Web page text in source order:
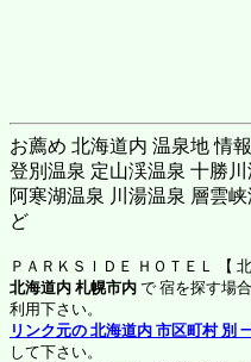
お薦め 北海道内 温泉地 情報
登別温泉 定山渓温泉 十勝
阿寒湖温泉 川湯温泉 層雲
ど
ＰＡＲＫＳＩＤＥ ＨＯＴＥＬ 【
北海道内 札幌市内 で 宿を探す場
利用下さい。
リンク元の 北海道内 市区町村 別
して下さい。